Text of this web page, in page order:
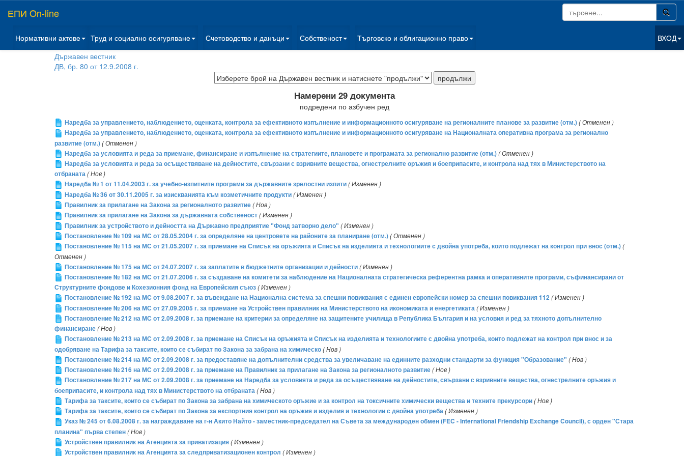
ЕПИ On-line
Нормативни актове Труд и социално осигуряване Счетоводство и данъци Собственост Търговско и облигационно право
ВХОД
Държавен вестник
ДВ, бр. 80 от 12.9.2008 г.
Намерени 29 документа
подредени по азбучен ред
Наредба за управлението, наблюдението, оценката, контрола за ефективното изпълнение и информационното осигуряване на регионалните планове за развитие (отм.)( Отменен )
Наредба за управлението, наблюдението, оценката, контрола за ефективното изпълнение и информационното осигуряване на Националната оперативна програма за регионално
развитие (отм.)( Отменен )
Наредба за условията и реда за приемане, финансиране и изпълнение на стратегиите, плановете и програмата за регионално развитие (отм.)( Отменен )
Наредба за условията и реда за осъществяване на дейностите, свързани с взривните вещества, огнестрелните оръжия и боеприпасите, и контрола над тях в Министерството на
отбраната( Нов )
Наредба № 1 от 11.04.2003 г. за учебно-изпитните програми за държавните зрелостни изпити( Изменен )
Наредба № 36 от 30.11.2005 г. за изискванията към козметичните продукти( Изменен )
Правилник за прилагане на Закона за регионалното развитие( Нов )
Правилник за прилагане на Закона за държавната собственост( Изменен )
Правилник за устройството и дейността на Държавно предприятие "Фонд затворно дело" ( Изменен )
Постановление № 109 на МС от 28.05.2004 г. за определяне на центровете на районите за планиране (отм.)( Отменен )
Постановление № 115 на МС от 21.05.2007 г. за приемане на Списък на оръжията и Списък на изделията и технологиите с двойна употреба, които подлежат на контрол при внос (отм.)(
Отменен )
Постановление № 175 на МС от 24.07.2007 г. за заплатите в бюджетните организации и дейности( Изменен )
Постановление № 182 на МС от 21.07.2006 г. за създаване на комитети за наблюдение на Националната стратегическа референтна рамка и оперативните програми, съфинансирани от
Структурните фондове и Кохезионния фонд на Европейския съюз( Изменен )
Постановление № 192 на МС от 9.08.2007 г. за въвеждане на Национална система за спешни повиквания с единен европейски номер за спешни повиквания 112 ( Изменен )
Постановление № 206 на МС от 27.09.2005 г. за приемане на Устройствен правилник на Министерството на икономиката и енергетиката( Изменен )
Постановление № 212 на МС от 2.09.2008 г. за приемане на критерии за определяне на защитените училища в Република България и на условия и ред за тяхното допълнително
финансиране( Нов )
Постановление № 213 на МС от 2.09.2008 г. за приемане на Списък на оръжията и Списък на изделията и технологиите с двойна употреба, които подлежат на контрол при внос и за
одобряване на Тарифа за таксите, които се събират по Закона за забрана на химическо( Нов )
Постановление № 214 на МС от 2.09.2008 г. за предоставяне на допълнителни средства за увеличаване на единните разходни стандарти за функция "Образование" ( Нов )
Постановление № 216 на МС от 2.09.2008 г. за приемане на Правилник за прилагане на Закона за регионалното развитие( Нов )
Постановление № 217 на МС от 2.09.2008 г. за приемане на Наредба за условията и реда за осъществяване на дейностите, свързани с взривните вещества, огнестрелните оръжия и
боеприпасите, и контрола над тях в Министерството на отбраната( Нов )
Тарифа за таксите, които се събират по Закона за забрана на химическото оръжие и за контрол на токсичните химически вещества и техните прекурсори( Нов )
Тарифа за таксите, които се събират по Закона за експортния контрол на оръжия и изделия и технологии с двойна употреба( Изменен )
Указ № 245 от 6.08.2008 г. за награждаване на г-н Акито Найто - заместник-председател на Съвета за международен обмен (FEC - International Friendship Exchange Council), с орден "Стара
планина" първа степен( Нов )
Устройствен правилник на Агенцията за приватизация( Изменен )
Устройствен правилник на Агенцията за следприватизационен контрол ( Изменен )